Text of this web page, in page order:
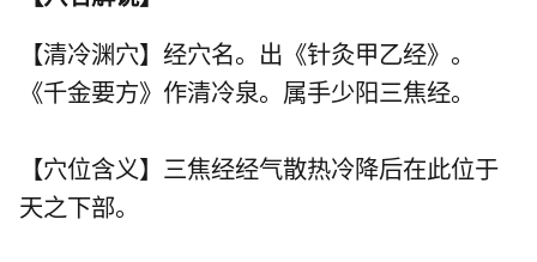
【清冷渊穴】经穴名。出《针灸甲乙经》。
《千金要方》作清冷泉。属手少阳三焦经。
【穴位含义】三焦经经气散热冷降后在此位于
天之下部。